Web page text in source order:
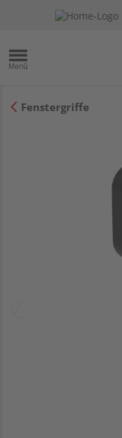
Fenstergriffe